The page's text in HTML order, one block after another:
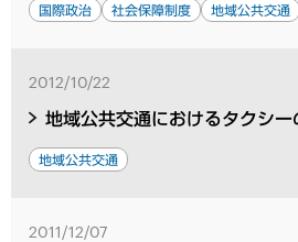
国際政治 社会保障制度 地域公共交通
2012/10/22
地域公共交通におけるタクシー
地域公共交通
2011/12/07